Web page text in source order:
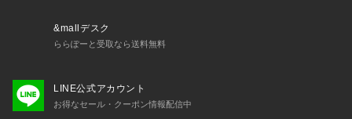
&mallデスク
ららぽーと受取なら送料無料
LINE公式アカウント
お得なセール・クーポン情報配信中